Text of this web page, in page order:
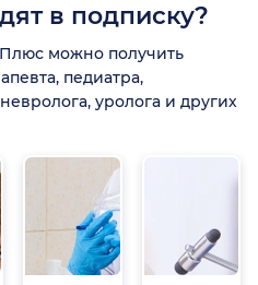
в подписку?
можно получить
педиатра,
уролога и других